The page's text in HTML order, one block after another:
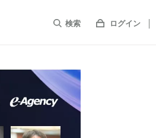
検索 ログイン